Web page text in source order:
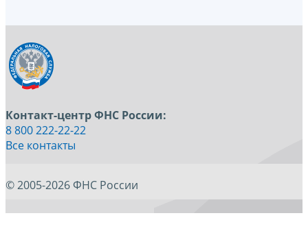
Контакт-центр ФНС России:
8 800 222-22-22
Все контакты
© 2005-2026 ФНС России